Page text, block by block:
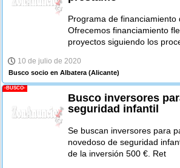
Programa de financiamiento
Ofrecemos financiamiento
proyectos siguiendo los
10 de julio de 2020
Busco socio en Albatera (Alicante)
-BUSCO-
Busco inversores
seguridad infantil
Se buscan inversores para
novedoso de seguridad
de la inversión 500 €. Ret